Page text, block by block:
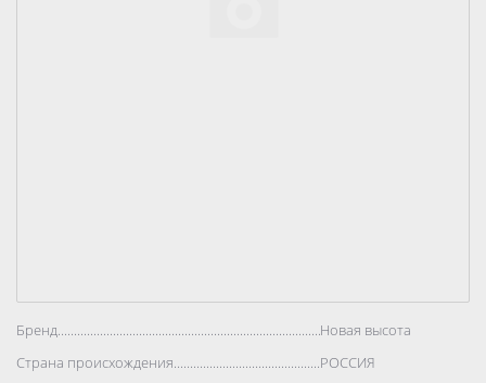
Бренд..................................................................................Новая высота
Страна происхождения..................................................................................
РОССИЯ